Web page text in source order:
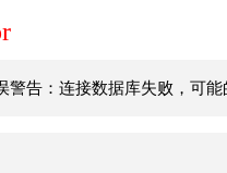
警告：连接数据库失败，可